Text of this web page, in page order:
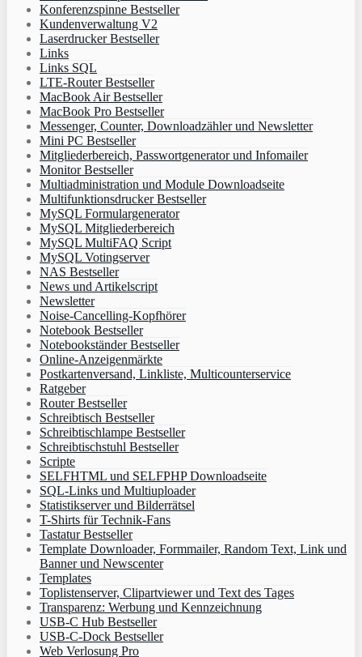
Konferenzspinne Bestseller
Kundenverwaltung V2
Laserdrucker Bestseller
Links
Links SQL
LTE-Router Bestseller
MacBook Air Bestseller
MacBook Pro Bestseller
Messenger, Counter, Downloadzähler und Newsletter
Mini PC Bestseller
Mitgliederbereich, Passwortgenerator und Infomailer
Monitor Bestseller
Multiadministration und Module Downloadseite
Multifunktionsdrucker Bestseller
MySQL Formulargenerator
MySQL Mitgliederbereich
MySQL MultiFAQ Script
MySQL Votingserver
NAS Bestseller
News und Artikelscript
Newsletter
Noise-Cancelling-Kopfhörer
Notebook Bestseller
Notebookständer Bestseller
Online-Anzeigenmärkte
Postkartenversand, Linkliste, Multicounterservice
Ratgeber
Router Bestseller
Schreibtisch Bestseller
Schreibtischlampe Bestseller
Schreibtischstuhl Bestseller
Scripte
SELFHTML und SELFPHP Downloadseite
SQL-Links und Multiuploader
Statistikserver und Bilderrätsel
T-Shirts für Technik-Fans
Tastatur Bestseller
Template Downloader, Formmailer, Random Text, Link und
Banner und Newscenter
Templates
Toplistenserver, Clipartviewer und Text des Tages
Transparenz: Werbung und Kennzeichnung
USB-C Hub Bestseller
USB-C-Dock Bestseller
Web Verlosung Pro